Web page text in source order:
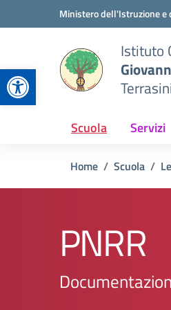
Apri la barra degli
Vai ai contenuti
Vai al menu di navigazione
Ministero dell'Istruzione e
Istituto
Scuola Servizi
Home Scuola
PNRR